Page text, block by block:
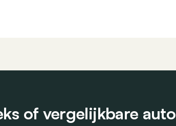
of vergelijkbare auto